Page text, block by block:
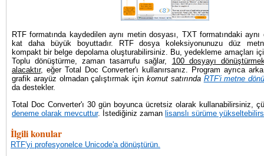
RTF formatında kaydedilen aynı metin dosyası, TXT formatındaki
kat daha büyük boyuttadır. RTF dosya koleksiyonunuzu düz
kompakt bir belge depolama oluşturabilirsiniz. Bu, yedekleme amaçları
Toplu dönüştürme, zaman tasarrufu sağlar, 100 dosyayı
alacaktır, eğer Total Doc Converter'ı kullanırsanız. Program ayrıca
grafik arayüz olmadan çalıştırmak için komut satırında RTF'i metne
da destekler.
Total Doc Converter'ı 30 gün boyunca ücretsiz olarak kullanabilirsiniz,
deneme olarak mevcuttur. İstediğiniz zaman lisanslı sürüme
İlgili konular
RTF'yi profesyonelce Unicode'a dönüştürün.